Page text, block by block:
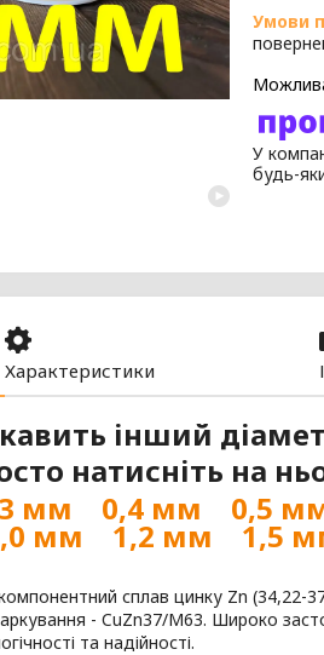
У
будь-
Характеристики
інший
натисніть на
мм 0,4 мм 0,5
мм 1,2 мм 1,5
сплав цинку Zn (34,22-
- CuZn37/M63. Широко
та надійності.